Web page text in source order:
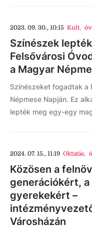
2023. 09. 30., 10:15 Kult,
Színészek
Felsővárosi
a Magyar
Színészeket fogadtak a
Népmese Napján. Ez
lepték meg egy-egy
2024. 07. 15., 11:19 Oktatás,
Közösen a
generációkért,
gyerekekért –
Városházán